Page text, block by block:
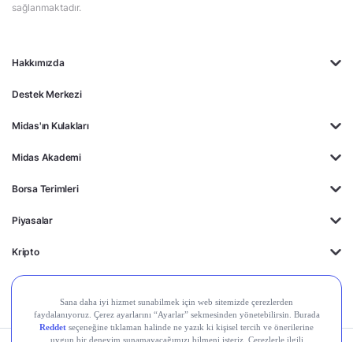
Hakkımızda
Destek Merkezi
Midas'ın Kulakları
Midas Akademi
Borsa Terimleri
Piyasalar
Kripto
Ayrıcalıklar
sağlanmaktadır.